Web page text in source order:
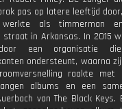
pas op latere leeftijd
werkte als timmerman
straat in Arkansas. In 2015
een organisatie
ondersteunt, waarna
raakte met
albums en een
van The Black Keys.